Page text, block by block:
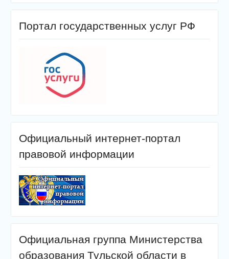
Портал государственных услуг РФ
Официальный интернет-портал
правовой информации
Официальная группа Министерства
образования Тульской области в